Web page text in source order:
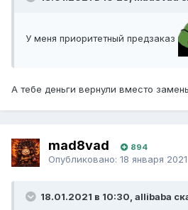
У меня приоритетный предзаказ
А тебе деньги вернули вместо
mad8vad 894
Опубликовано: 18 января 2021
18.01.2021 в 10:30, allibaba